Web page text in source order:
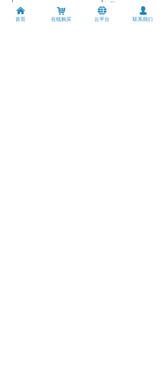
内置
1个PCI-E接口
LED(内置) 依次为Power，
낀
首页
낙
在线购买
뀁
云平台
넙
联系我们